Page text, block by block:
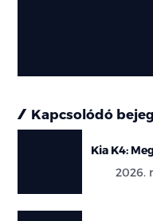
Kapcsolódó
Kia K4:
2026.